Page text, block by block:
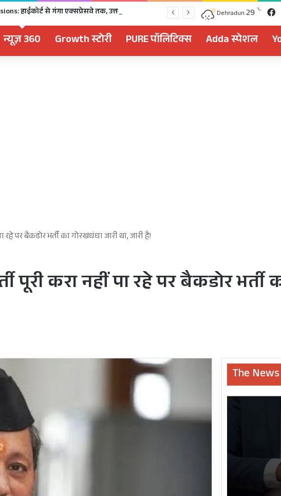
Dehradun 29 ℃
न्यूज़ 360 Growth स्टोरी PURE पॉलिटिक्स Adda स्पेशल
पर बैकडोर भर्ती का गोरखधंधा जारी था, जारी है!
करा नहीं पा रहे पर बैकडोर भर्ती
The